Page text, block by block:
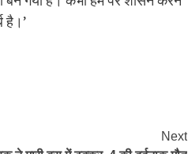
है।’
Next